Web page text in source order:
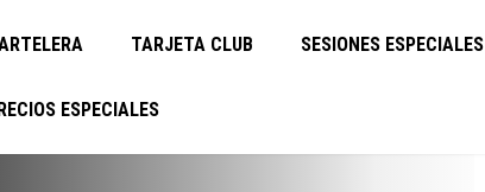
TARJETA CLUB SESIONES ESPECIALES
ESPECIALES